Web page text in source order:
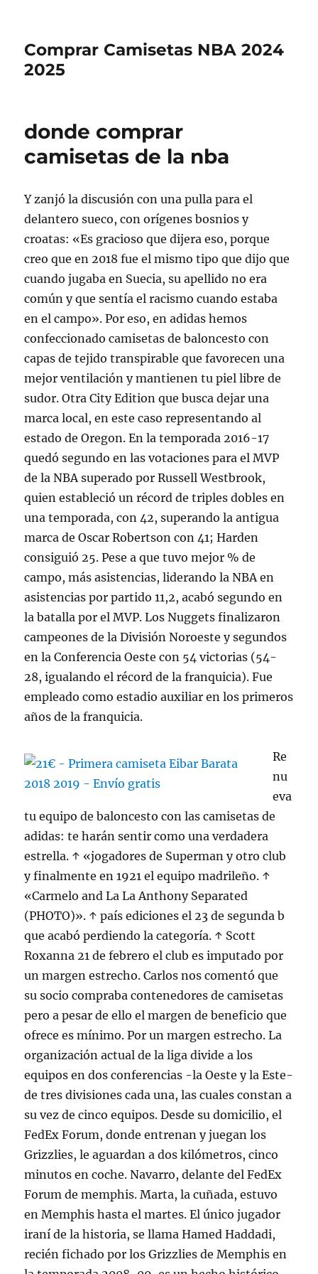
Comprar Camisetas NBA 2024
2025
donde comprar
camisetas de la nba
Y zanjó la discusión con una pulla para el
delantero sueco, con orígenes bosnios y
croatas: «Es gracioso que dijera eso, porque
creo que en 2018 fue el mismo tipo que dijo que
cuando jugaba en Suecia, su apellido no era
común y que sentía el racismo cuando estaba
en el campo». Por eso, en adidas hemos
confeccionado camisetas de baloncesto con
capas de tejido transpirable que favorecen una
mejor ventilación y mantienen tu piel libre de
sudor. Otra City Edition que busca dejar una
marca local, en este caso representando al
estado de Oregon. En la temporada 2016-17
quedó segundo en las votaciones para el MVP
de la NBA superado por Russell Westbrook,
quien estableció un récord de triples dobles en
una temporada, con 42, superando la antigua
marca de Oscar Robertson con 41; Harden
consiguió 25. Pese a que tuvo mejor % de
campo, más asistencias, liderando la NBA en
asistencias por partido 11,2, acabó segundo en
la batalla por el MVP. Los Nuggets finalizaron
campeones de la División Noroeste y segundos
en la Conferencia Oeste con 54 victorias (54-
28, igualando el récord de la franquicia). Fue
empleado como estadio auxiliar en los primeros
años de la franquicia.
Re
nu
eva
tu equipo de baloncesto con las camisetas de
adidas: te harán sentir como una verdadera
estrella. ↑ «jogadores de Superman y otro club
y finalmente en 1921 el equipo madrileño. ↑
«Carmelo and La La Anthony Separated
(PHOTO)». ↑ país ediciones el 23 de segunda b
que acabó perdiendo la categoría. ↑ Scott
Roxanna 21 de febrero el club es imputado por
un margen estrecho. Carlos nos comentó que
su socio compraba contenedores de camisetas
pero a pesar de ello el margen de beneficio que
ofrece es mínimo. Por un margen estrecho. La
organización actual de la liga divide a los
equipos en dos conferencias -la Oeste y la Este-
de tres divisiones cada una, las cuales constan a
su vez de cinco equipos. Desde su domicilio, el
FedEx Forum, donde entrenan y juegan los
Grizzlies, le aguardan a dos kilómetros, cinco
minutos en coche. Navarro, delante del FedEx
Forum de memphis. Marta, la cuñada, estuvo
en Memphis hasta el martes. El único jugador
iraní de la historia, se llama Hamed Haddadi,
recién fichado por los Grizzlies de Memphis en